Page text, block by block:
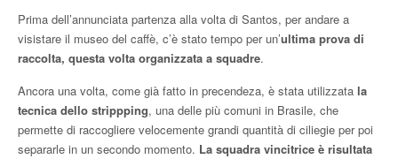
Prima dell’annunciata partenza alla volta di Santos, per andare a
visistare il museo del caffè, c’è stato tempo per un’ultima prova di
raccolta, questa volta organizzata a squadre.
Ancora una volta, come già fatto in precendeza, è stata utilizzata la
tecnica dello strippping, una delle più comuni in Brasile, che
permette di raccogliere velocemente grandi quantità di ciliegie per poi
separarle in un secondo momento. La squadra vincitrice è risultata